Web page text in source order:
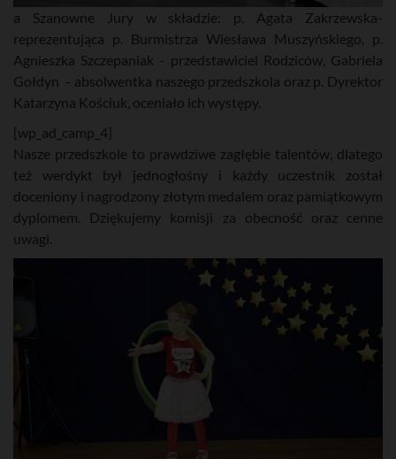
a Szanowne Jury w składzie: p. Agata Zakrzewska-
reprezentująca p. Burmistrza Wiesława Muszyńskiego, p.
Agnieszka Szczepaniak - przedstawiciel Rodziców, Gabriela
Gołdyn - absolwentka naszego przedszkola oraz p. Dyrektor
Katarzyna Kościuk, oceniało ich występy.
[wp_ad_camp_4]
Nasze przedszkole to prawdziwe zagłębie talentów, dlatego
też werdykt był jednogłośny i każdy uczestnik został
doceniony i nagrodzony złotym medalem oraz pamiątkowym
dyplomem. Dziękujemy komisji za obecność oraz cenne
uwagi.